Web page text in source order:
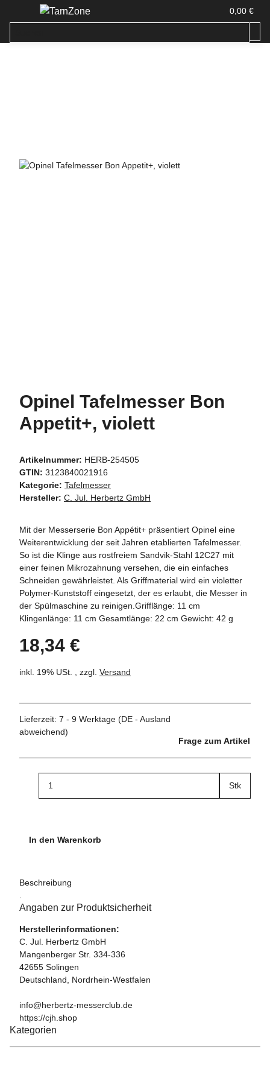
0,00 €
Opinel Tafelmesser Bon
Appetit+, violett
Artikelnummer: HERB-254505
GTIN: 3123840021916
Kategorie: Tafelmesser
Hersteller: C. Jul. Herbertz GmbH
Mit der Messerserie Bon Appétit+ präsentiert Opinel eine
Weiterentwicklung der seit Jahren etablierten Tafelmesser.
So ist die Klinge aus rostfreiem Sandvik-Stahl 12C27 mit
einer feinen Mikrozahnung versehen, die ein einfaches
Schneiden gewährleistet. Als Griffmaterial wird ein violetter
Polymer-Kunststoff eingesetzt, der es erlaubt, die Messer in
der Spülmaschine zu reinigen.Grifflänge: 11 cm
Klingenlänge: 11 cm Gesamtlänge: 22 cm Gewicht: 42 g
18,34 €
inkl. 19% USt. , zzgl. Versand
Lieferzeit: 7 - 9 Werktage (DE - Ausland
abweichend)
Frage zum Artikel
Stk
In den Warenkorb
Beschreibung
Angaben zur Produktsicherheit
Herstellerinformationen:
C. Jul. Herbertz GmbH
Mangenberger Str. 334-336
42655 Solingen
Deutschland, Nordrhein-Westfalen
info@herbertz-messerclub.de
https://cjh.shop
Kategorien